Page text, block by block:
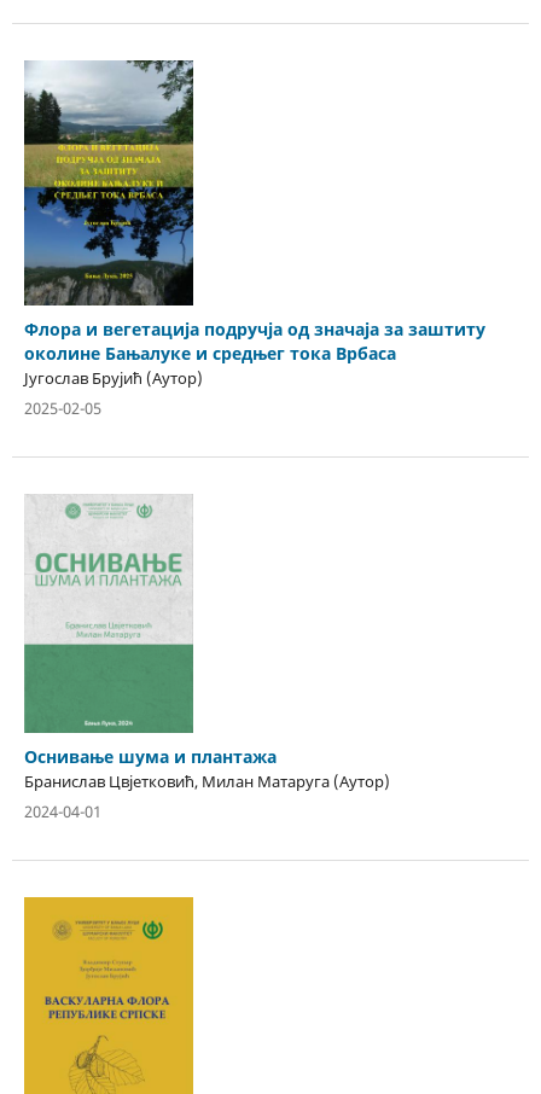
Флора и вегетација подручја од значаја за заштиту
околине Бањалуке и средњег тока Врбаса
Југослав Брујић (Аутор)
2025-02-05
Оснивање шума и плантажа
Бранислав Цвјетковић, Милан Матаруга (Аутор)
2024-04-01